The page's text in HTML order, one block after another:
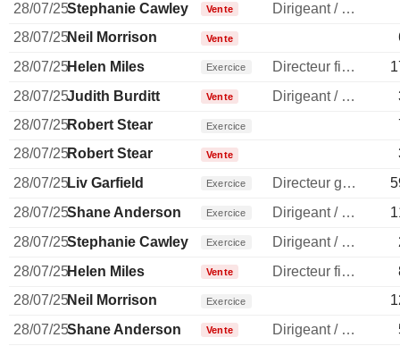
28/07/25Stephanie Cawley Vente
Dirigeant / cadre principal
28/07/25Neil Morrison Vente
28/07/25Helen Miles Exercice Directeur financier
28/07/25Judith Burditt Vente Dirigeant / cadre principal
28/07/25Robert Stear Exercice
28/07/25Robert Stear Vente
28/07/25Liv Garfield Exercice Directeur general
28/07/25Shane Anderson Exercice Dirigeant / cadre principal
28/07/25Stephanie Cawley Exercice Dirigeant / cadre principal
28/07/25Helen Miles Vente Directeur financier
28/07/25Neil Morrison Exercice
28/07/25Shane Anderson Vente Dirigeant / cadre principal